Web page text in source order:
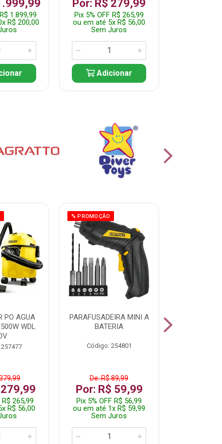
1.899,99
R$ 200,00
Por: R$ 279,99
Pix 5% OFF R$ 265,99
ou em até 5x R$ 56,00
Sem Juros
Adicionar
PO AGUA
WDL
R$ 265,99
R$ 56,00
% PROMOÇÃO
PARAFUSADEIRA MINI A
BATERIA
Código: 254801
De: R$ 89,99
Por: R$ 59,99
Pix 5% OFF R$ 56,99
ou em até 1x R$ 59,99
Sem Juros